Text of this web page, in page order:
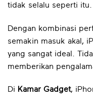
tidak selalu seperti itu.
Dengan kombinasi
semakin masuk akal,
yang sangat ideal.
memberikan
Di Kamar Gadget,